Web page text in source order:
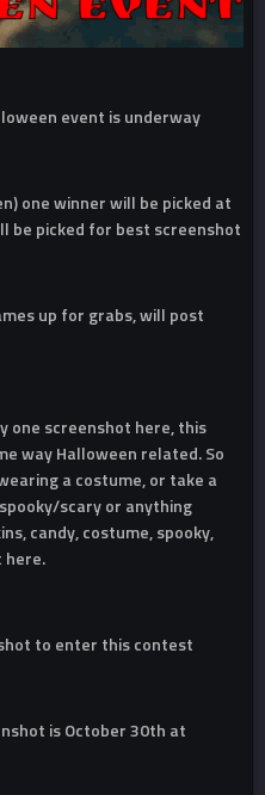
event is underway
one winner will be picked at
be picked for best screenshot
up for grabs, will post
one screenshot here, this
way Halloween related. So
a costume, or take a
scary or anything
candy, costume, spooky,
here.
to enter this contest
is October 30th at